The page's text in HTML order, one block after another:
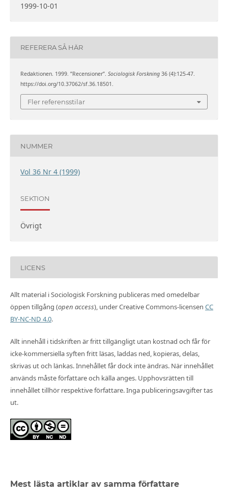
1999-10-01
REFERERA SÅ HÄR
Redaktionen. 1999. ”Recensioner”. Sociologisk Forskning36 (4):125-47.
https://doi.org/10.37062/sf.36.18501.
Fler referensstilar
NUMMER
Vol 36 Nr 4 (1999)
SEKTION
Övrigt
LICENS
Allt material i Sociologisk Forskning publiceras med omedelbar
öppen tillgång (open access), under Creative Commons-licensen CC
BY-NC-ND 4.0.
Allt innehåll i tidskriften är fritt tillgängligt utan kostnad och får för
icke-kommersiella syften fritt läsas, laddas ned, kopieras, delas,
skrivas ut och länkas. Innehållet får dock inte ändras. När innehållet
används måste författare och källa anges. Upphovsrätten till
innehållet tillhör respektive författare. Inga publiceringsavgifter tas
ut.
Mest lästa artiklar av samma författare